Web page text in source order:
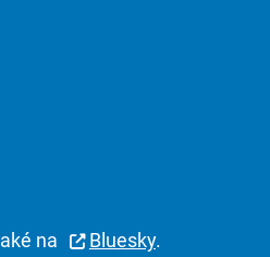
na Bluesky.